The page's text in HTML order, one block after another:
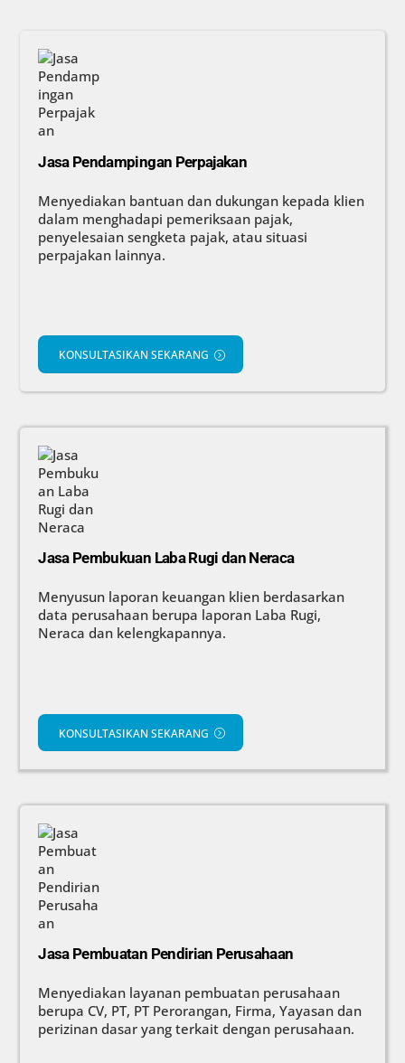
Jasa Pendampingan Perpajakan
Menyediakan bantuan dan dukungan kepada klien
dalam menghadapi pemeriksaan pajak,
penyelesaian sengketa pajak, atau situasi
perpajakan lainnya.
KONSULTASIKAN SEKARANG
Jasa Pembukuan Laba Rugi dan Neraca
Menyusun laporan keuangan klien berdasarkan
data perusahaan berupa laporan Laba Rugi,
Neraca dan kelengkapannya.
KONSULTASIKAN SEKARANG
Jasa Pembuatan Pendirian Perusahaan
Menyediakan layanan pembuatan perusahaan
berupa CV, PT, PT Perorangan, Firma, Yayasan dan
perizinan dasar yang terkait dengan perusahaan.